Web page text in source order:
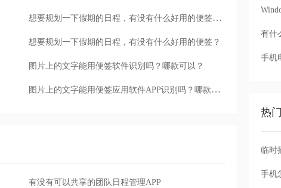
想要规划一下假期的日程，有没有什么好用的便签软件？
想要规划一下假期的日程，有没有什么好用的便签？
图片上的文字能用便签软件识别吗？哪款可以？
图片上的文字能用便签应用软件APP识别吗？哪款可以？
有没有可以共享的团队日程管理APP
有什
手机
热
手机